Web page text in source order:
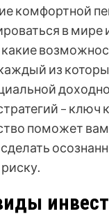
комфортной
в мире
из
–
поможет